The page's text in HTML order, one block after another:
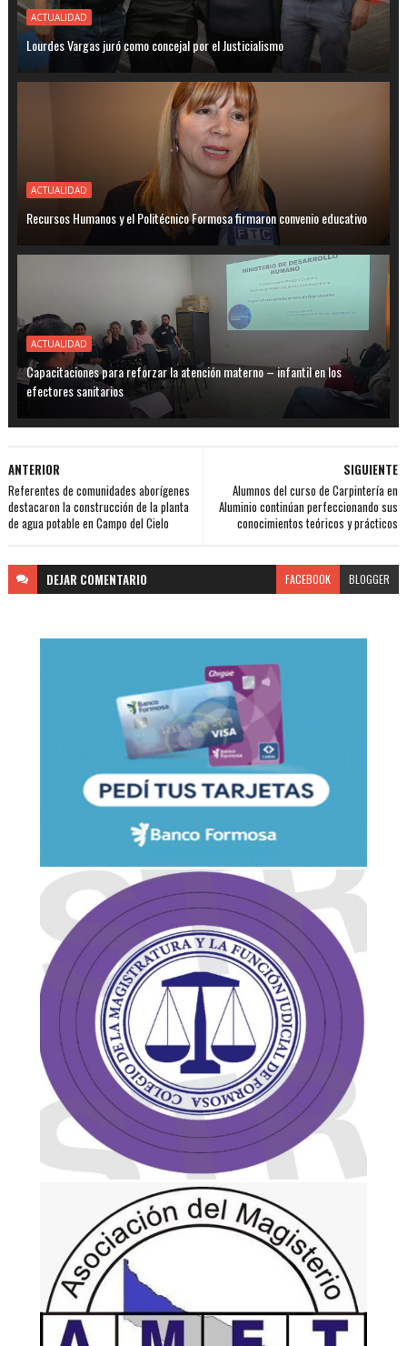
ACTUALIDAD
Lourdes Vargas juró como concejal por el Justicialismo
ACTUALIDAD
Recursos Humanos y el Politécnico Formosa firmaron convenio educativo
ACTUALIDAD
Capacitaciones para reforzar la atención materno – infantil en los
efectores sanitarios
SIGUIENTE
Alumnos del curso de Carpintería en
Aluminio continúan perfeccionando sus
conocimientos teóricos y prácticos
ANTERIOR
Referentes de comunidades aborígenes
destacaron la construcción de la planta
de agua potable en Campo del Cielo
DEJAR COMENTARIO FACEBOOK BLOGGER